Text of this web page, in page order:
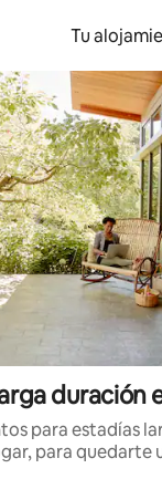
Tu
duración
para estadías
para quedarte